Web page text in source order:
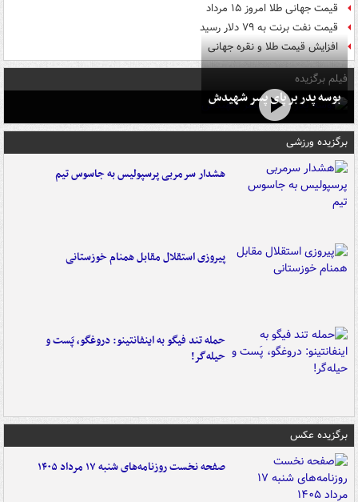
قیمت جهانی طلا امروز ۱۵ مرداد
قیمت نفت برنت به ۷۹ دلار رسید
افزایش قیمت طلا و نقره جهانی
فیلم برگزیده
بوسه‌ پدر بر پای پسر شهیدش
برگزیده ورزشی
هشدار سرمربی پرسپولیس به جاسوس تیم
پیروزی استقلال مقابل همنام خوزستانی
حمله تند فیگو به اینفانتینو: دروغگو، پَست‌ و
حیله‌گر!
برگزیده عکس
صفحه نخست روزنامه‌های شنبه ۱۷ مرداد ۱۴۰۵